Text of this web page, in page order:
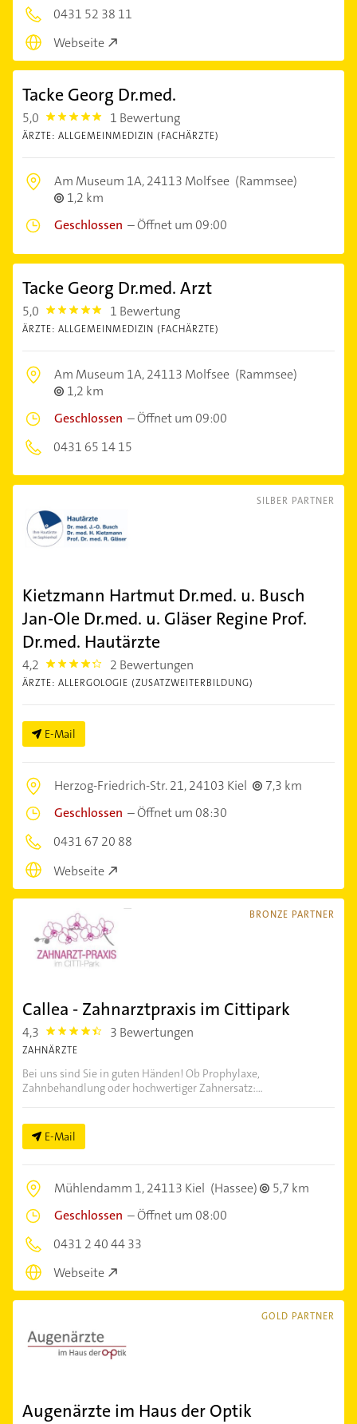
0431 52 38 11
Webseite
Tacke Georg Dr.med.
5,0 5.0 1 Bewertung
ÄRZTE: ALLGEMEINMEDIZIN (FACHÄRZTE)
Am Museum 1A,24113 Molfsee (Rammsee)
1,2 km
Geschlossen –Öffnet um 09:00
Tacke Georg Dr.med. Arzt
5,0 5.0 1 Bewertung
ÄRZTE: ALLGEMEINMEDIZIN (FACHÄRZTE)
Am Museum 1A,24113 Molfsee (Rammsee)
1,2 km
Geschlossen –Öffnet um 09:00
0431 65 14 15
SILBER PARTNER
Kietzmann Hartmut Dr.med. u. Busch
Jan-Ole Dr.med. u. Gläser Regine Prof.
Dr.med. Hautärzte
4,2 4.2000003 2 Bewertungen
ÄRZTE: ALLERGOLOGIE (ZUSATZWEITERBILDUNG)
E-Mail
Herzog-Friedrich-Str. 21,24103 Kiel
7,3 km
Geschlossen –Öffnet um 08:30
0431 67 20 88
Webseite
BRONZE PARTNER
Callea - Zahnarztpraxis im Cittipark
4,3 4.3 3 Bewertungen
ZAHNÄRZTE
Bei uns sind Sie in guten Händen! Ob Prophylaxe,
Zahnbehandlung oder hochwertiger Zahnersatz:...
E-Mail
Mühlendamm 1,24113 Kiel (Hassee)
5,7 km
Geschlossen –Öffnet um 08:00
0431 2 40 44 33
Webseite
GOLD PARTNER
Augenärzte im Haus der Optik